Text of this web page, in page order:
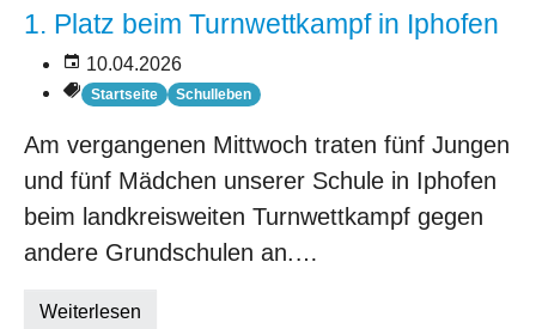
1. Platz beim Turnwettkampf in Iphofen
10.04.2026
Startseite Schulleben
Am vergangenen Mittwoch traten fünf Jungen
und fünf Mädchen unserer Schule in Iphofen
beim landkreisweiten Turnwettkampf gegen
andere Grundschulen an.…
Weiterlesen